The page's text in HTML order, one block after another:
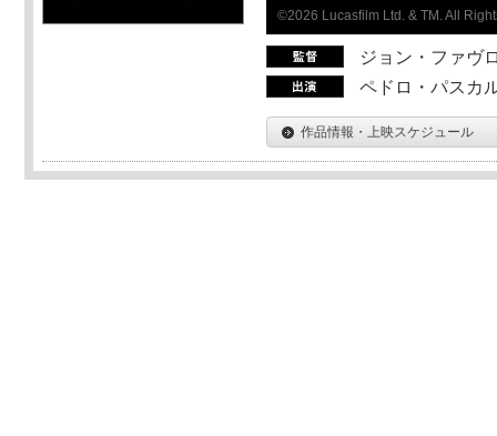
©2026 Lucasfilm Ltd. & TM. All
ジョン・ファヴ
ペドロ・パスカ
作品情報・上映スケジュール